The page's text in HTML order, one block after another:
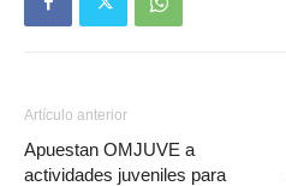
Artículo anterior
Apuestan OMJUVE a
actividades juveniles para